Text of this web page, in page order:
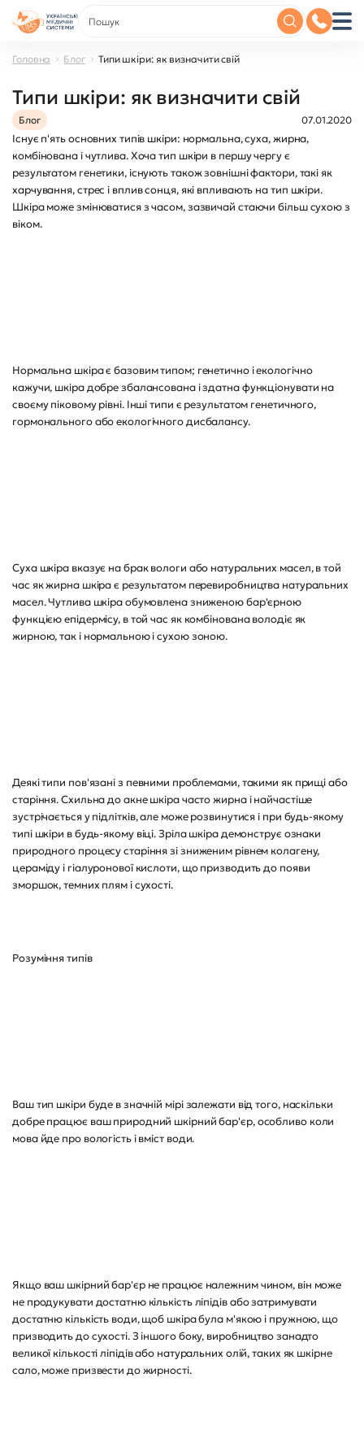
Головна Блог Типи шкіри: як визначити свій
Типи шкіри: як визначити свій
Блог 07.01.2020
Існує п'ять основних типів шкіри: нормальна, суха, жирна,
комбінована і чутлива. Хоча тип шкіри в першу чергу є
результатом генетики, існують також зовнішні фактори, такі як
харчування, стрес і вплив сонця, які впливають на тип шкіри.
Шкіра може змінюватися з часом, зазвичай стаючи більш сухою з
віком.
Нормальна шкіра є базовим типом; генетично і екологічно
кажучи, шкіра добре збалансована і здатна функціонувати на
своєму піковому рівні. Інші типи є результатом генетичного,
гормонального або екологічного дисбалансу.
Суха шкіра вказує на брак вологи або натуральних масел, в той
час як жирна шкіра є результатом перевиробництва натуральних
масел. Чутлива шкіра обумовлена зниженою бар'єрною
функцією епідермісу, в той час як комбінована володіє як
жирною, так і нормальною і сухою зоною.
Деякі типи пов'язані з певними проблемами, такими як прищі або
старіння. Схильна до акне шкіра часто жирна і найчастіше
зустрічається у підлітків, але може розвинутися і при будь-якому
типі шкіри в будь-якому віці. Зріла шкіра демонструє ознаки
природного процесу старіння зі зниженим рівнем колагену,
цераміду і гіалуронової кислоти, що призводить до появи
зморшок, темних плям і сухості.
Розуміння типів
Ваш тип шкіри буде в значній мірі залежати від того, наскільки
добре працює ваш природний шкірний бар'єр, особливо коли
мова йде про вологість і вміст води.
Якщо ваш шкірний бар'єр не працює належним чином, він може
не продукувати достатню кількість ліпідів або затримувати
достатню кількість води, щоб шкіра була м'якою і пружною, що
призводить до сухості. З іншого боку, виробництво занадто
великої кількості ліпідів або натуральних олій, таких як шкірне
сало, може призвести до жирності.